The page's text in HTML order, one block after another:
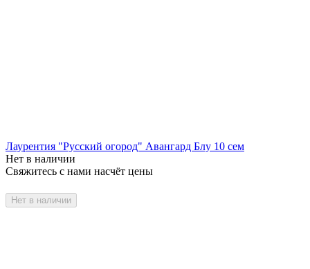
Лаурентия "Русский огород" Авангард Блу 10 сем
Нет в наличии
Свяжитесь с нами насчёт цены
Нет в наличии